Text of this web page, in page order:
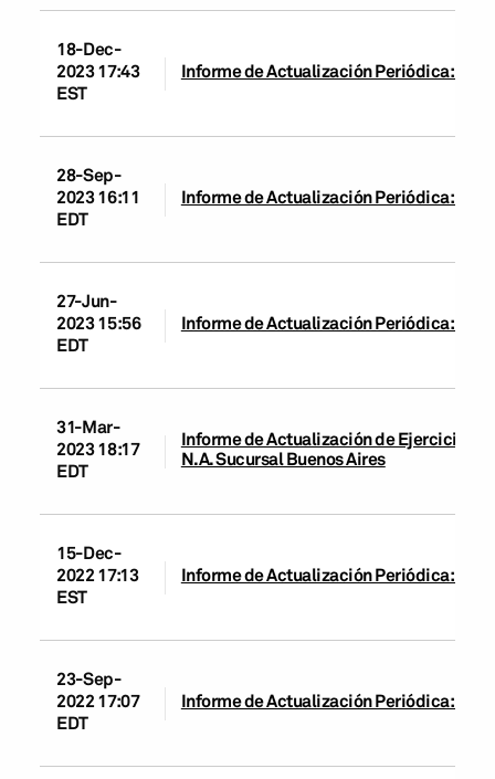
18-Dec-
2023 17:43
EST
Informe de Actualización Periódica:
28-Sep-
2023 16:11
EDT
Informe de Actualización Periódica:
27-Jun-
2023 15:56
EDT
Informe de Actualización Periódica:
31-Mar-
2023 18:17
EDT
Informe de Actualización de Ejercicio y
N.A. Sucursal Buenos Aires
15-Dec-
2022 17:13
EST
Informe de Actualización Periódica:
23-Sep-
2022 17:07
EDT
Informe de Actualización Periódica: